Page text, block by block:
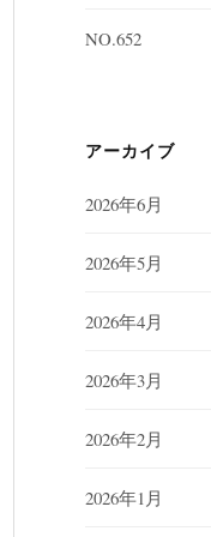
NO.652
アーカイブ
2026年6月
2026年5月
2026年4月
2026年3月
2026年2月
2026年1月